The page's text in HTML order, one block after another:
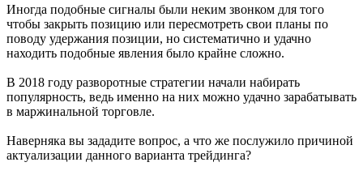
Иногда подобные сигналы были неким звонком для того
чтобы закрыть позицию или пересмотреть свои планы по
поводу удержания позиции, но систематично и удачно
находить подобные явления было крайне сложно.
В 2018 году разворотные стратегии начали набирать
популярность, ведь именно на них можно удачно зарабатывать
в маржинальной торговле.
Наверняка вы зададите вопрос, а что же послужило причиной
актуализации данного варианта трейдинга?